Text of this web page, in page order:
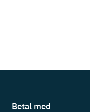
Betal med